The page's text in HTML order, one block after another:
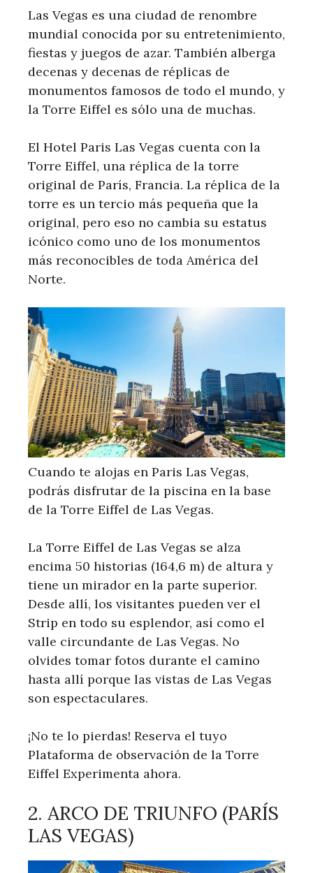
Las Vegas es una ciudad de renombre
mundial conocida por su entretenimiento,
fiestas y juegos de azar. También alberga
decenas y decenas de réplicas de
monumentos famosos de todo el mundo, y
la Torre Eiffel es sólo una de muchas.
El Hotel Paris Las Vegas cuenta con la
Torre Eiffel, una réplica de la torre
original de París, Francia. La réplica de la
torre es un tercio más pequeña que la
original, pero eso no cambia su estatus
icónico como uno de los monumentos
más reconocibles de toda América del
Norte.
Cuando te alojas en Paris Las Vegas,
podrás disfrutar de la piscina en la base
de la Torre Eiffel de Las Vegas.
La Torre Eiffel de Las Vegas se alza
encima 50 historias (164,6 m) de altura y
tiene un mirador en la parte superior.
Desde allí, los visitantes pueden ver el
Strip en todo su esplendor, así como el
valle circundante de Las Vegas. No
olvides tomar fotos durante el camino
hasta allí porque las vistas de Las Vegas
son espectaculares.
¡No te lo pierdas! Reserva el tuyo
Plataforma de observación de la Torre
Eiffel Experimenta ahora.
2. ARCO DE TRIUNFO (PARÍS
LAS VEGAS)